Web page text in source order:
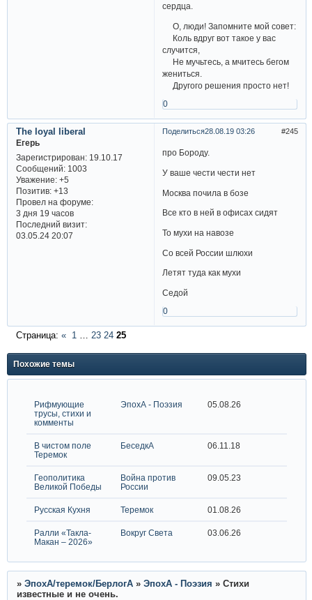
сердца.
О, люди! Запомните мой совет:
Коль вдруг вот такое у вас
случится,
Не мучьтесь, а мчитесь бегом
жениться.
Другого решения просто нет!
0
Поделиться 245
28.08.19 03:26
The loyal liberal
Егерь
Зарегистрирован: 19.10.17
Сообщений:1003
Уважение: +5
Позитив: +13
Провел на форуме:
3 дня 19 часов
Последний визит:
03.05.24 20:07
про Бороду.
У ваше чести чести нет
Москва почила в бозе
Все кто в ней в офисах сидят
То мухи на навозе
Со всей России шлюхи
Летят туда как мухи
Седой
0
Страница: « 1 … 23 24 25
Похожие темы
Рифмующие
трусы, стихи и
комменты
ЭпохА - Поэзия 05.08.26
В чистом поле
Теремок
БеседкА 06.11.18
Геополитика
Великой Победы
Война против
России
09.05.23
Русская Кухня Теремок 01.08.26
Ралли «Такла-
Макан – 2026»
Вокруг Света 03.06.26
» ЭпохА/теремок/БерлогА » ЭпохА - Поэзия » Стихи
известные и не очень.